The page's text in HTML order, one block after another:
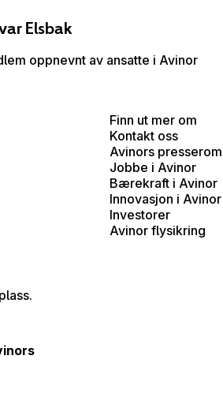
Elsbak
oppnevnt av ansatte i Avinor
Finn ut mer om
Kontakt oss
Avinors presserom
Jobbe i Avinor
Bærekraft i Avinor
Innovasjon i Avinor
Investorer
Avinor flysikring